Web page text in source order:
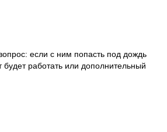
если с ним попасть под дождь
работать или дополнительный